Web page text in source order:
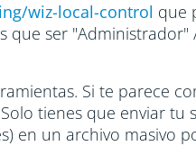
wiz-local-control que
que ser
Si te parece
tienes que enviar
en un archivo masivo